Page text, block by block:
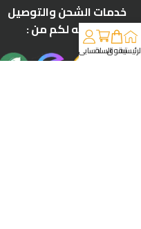
خدمات الشحن والتوصيل
مقدمه لكم من :
تسوقالسلةحسابي